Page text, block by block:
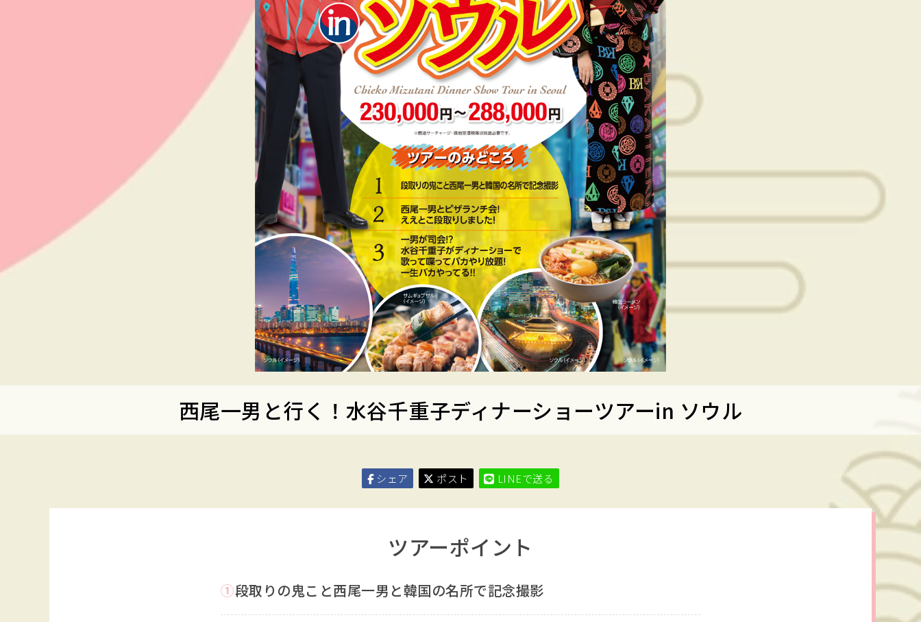
西尾一男と行く！ 水谷千重子ディナーショーツアーin ソウル
シェア ポスト LINEで送る
ツアーポイント
①段取りの鬼こと西尾一男と韓国の名所で記念撮影